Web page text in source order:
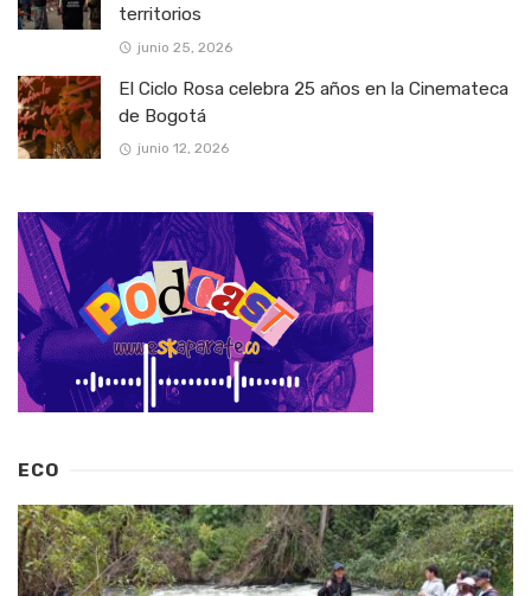
territorios
junio 25, 2026
El Ciclo Rosa celebra 25 años en la Cinemateca
de Bogotá
junio 12, 2026
ECO